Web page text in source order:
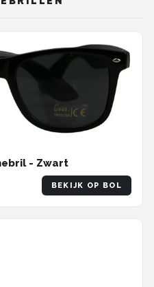
- Zwart
BEKIJK OP BOL